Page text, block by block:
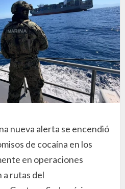
nueva alerta se encendió
de cocaína en los
en operaciones
a rutas del